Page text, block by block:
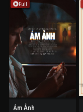
Full
Ám Ảnh